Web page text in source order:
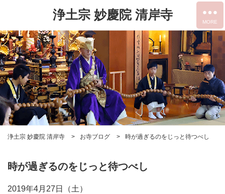
浄土宗 妙慶院 清岸寺
浄土宗 妙慶院 清岸寺 お寺ブログ 時が過ぎるのをじっと待つべし
時が過ぎるのをじっと待つべし
2019年4月27日（土）